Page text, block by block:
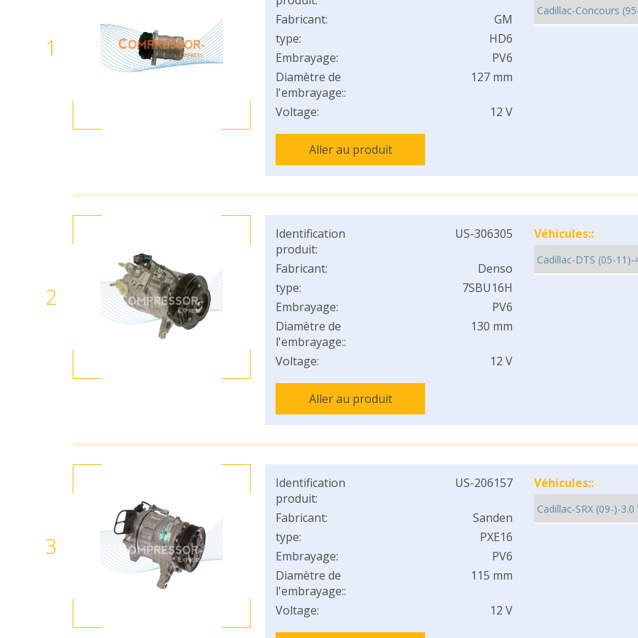
1
Fabricant:
GM
type:
HD6
Embrayage:
PV6
Diamètre de
l'embrayage::
127 mm
Voltage: 12 V
Aller au produit
2
Identification
produit:
US-306305
Fabricant:
Denso
type:
7SBU16H
Embrayage:
PV6
Diamètre de
l'embrayage::
130 mm
Voltage: 12 V
Aller au produit
Véhicules::
3
Identification
produit:
US-206157
Fabricant:
Sanden
type:
PXE16
Embrayage:
PV6
Diamètre de
l'embrayage::
115 mm
Voltage: 12 V
Véhicules::